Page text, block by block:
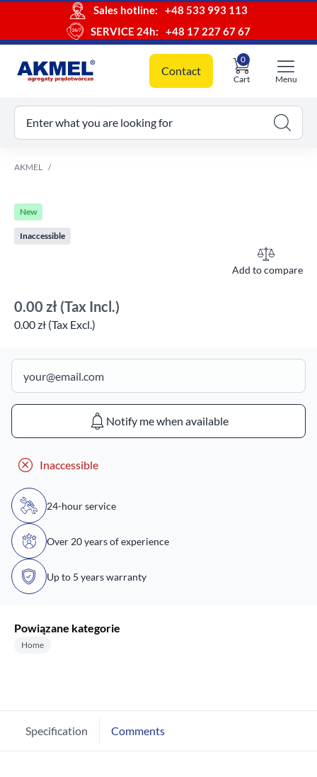
Sales hotline:
+48 533 993 113
SERVICE 24h:
+48 17 227 67 67
Contact
Cart
0
cart
Menu
Enter what you are looking for
AKMEL
New
Inaccessible
Add to compare
0.00 zł (Tax Incl.)
0.00 zł (Tax Excl.)
Notify me when available
Inaccessible
24-hour service
Over 20 years of experience
Up to 5 years warranty
Powiązane kategorie
Home
Specification Comments